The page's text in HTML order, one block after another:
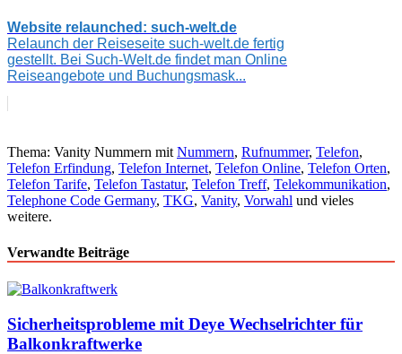
Website relaunched: such-welt.de
Relaunch der Reiseseite such-welt.de fertig
gestellt. Bei Such-Welt.de findet man Online
Reiseangebote und Buchungsmask...
Thema: Vanity Nummern mit Nummern, Rufnummer, Telefon,
Telefon Erfindung, Telefon Internet, Telefon Online, Telefon Orten,
Telefon Tarife, Telefon Tastatur, Telefon Treff, Telekommunikation,
Telephone Code Germany, TKG, Vanity, Vorwahl und vieles
weitere.
Verwandte Beiträge
Sicherheitsprobleme mit Deye Wechselrichter für
Balkonkraftwerke